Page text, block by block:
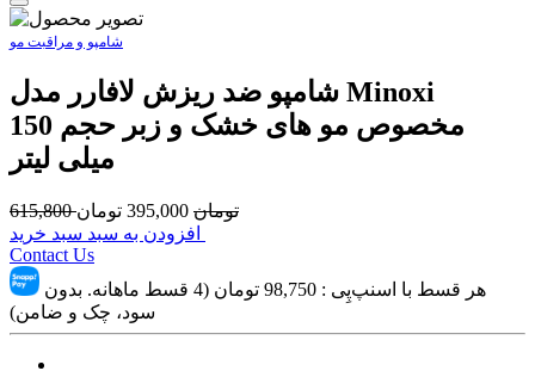
شامپو و مراقبت مو
شامپو ضد ریزش لافارر مدل Minoxi
مخصوص مو های خشک و زبر حجم 150
میلی لیتر
615,800 تومان 395,000 تومان
Contact Us
هر قسط با اسنپ‌پِی : 98,750
تومان (4 قسط ماهانه. بدون
سود، چک و ضامن)